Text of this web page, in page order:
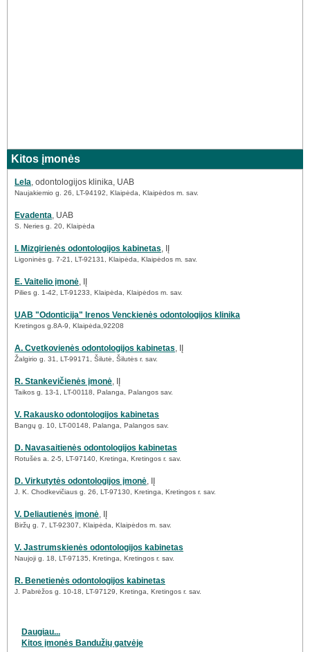
Kitos įmonės
Lela, odontologijos klinika, UAB
Naujakiemio g. 26, LT-94192, Klaipėda, Klaipėdos m. sav.
Evadenta, UAB
S. Neries g. 20, Klaipėda
I. Mizgirienės odontologijos kabinetas, IĮ
Ligoninės g. 7-21, LT-92131, Klaipėda, Klaipėdos m. sav.
E. Vaitelio įmonė, IĮ
Pilies g. 1-42, LT-91233, Klaipėda, Klaipėdos m. sav.
UAB "Odonticija" Irenos Venckienės odontologijos klinika
Kretingos g.8A-9, Klaipėda,92208
A. Cvetkovienės odontologijos kabinetas, IĮ
Žalgirio g. 31, LT-99171, Šilutė, Šilutės r. sav.
R. Stankevičienės įmonė, IĮ
Taikos g. 13-1, LT-00118, Palanga, Palangos sav.
V. Rakausko odontologijos kabinetas
Bangų g. 10, LT-00148, Palanga, Palangos sav.
D. Navasaitienės odontologijos kabinetas
Rotušės a. 2-5, LT-97140, Kretinga, Kretingos r. sav.
D. Virkutytės odontologijos įmonė, IĮ
J. K. Chodkevičiaus g. 26, LT-97130, Kretinga, Kretingos r. sav.
V. Deliautienės įmonė, IĮ
Biržų g. 7, LT-92307, Klaipėda, Klaipėdos m. sav.
V. Jastrumskienės odontologijos kabinetas
Naujoji g. 18, LT-97135, Kretinga, Kretingos r. sav.
R. Benetienės odontologijos kabinetas
J. Pabrėžos g. 10-18, LT-97129, Kretinga, Kretingos r. sav.
Daugiau...
Kitos įmonės Bandužių gatvėje